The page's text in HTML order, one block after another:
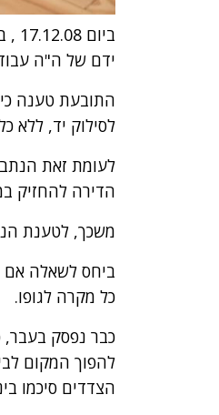
ידם של ה"ה עבודי (ת"א
התובעת טענה
לסילוק יד, ללא
הדירה להחזיק
משכך, לטענת
ביחס לשאלה אם
כל מקרה לגופו.
כבר נפסק
להפוך המקום
הצדדים סיכמו